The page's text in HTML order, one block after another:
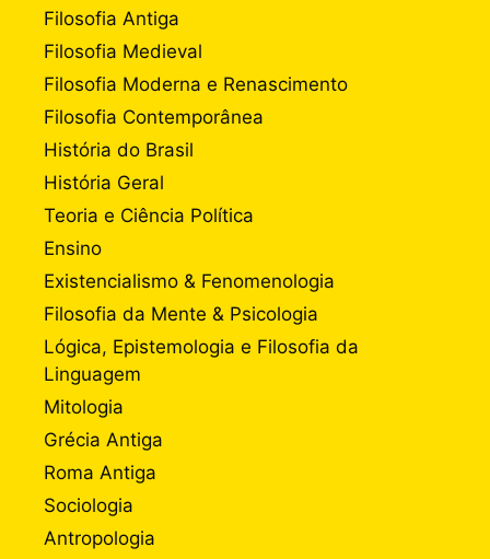
Filosofia Antiga
Filosofia Medieval
Filosofia Moderna e Renascimento
Filosofia Contemporânea
História do Brasil
História Geral
Teoria e Ciência Política
Ensino
Existencialismo & Fenomenologia
Filosofia da Mente & Psicologia
Lógica, Epistemologia e Filosofia da
Linguagem
Mitologia
Grécia Antiga
Roma Antiga
Sociologia
Antropologia